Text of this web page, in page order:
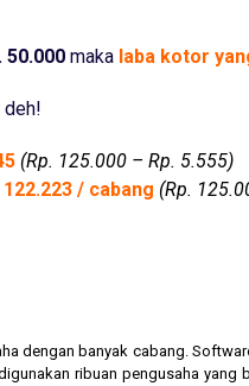
50.000 maka laba kotor
deh!
(Rp. 125.000 – Rp. 5.555)
/ cabang (Rp.
dengan banyak cabang.
ribuan pengusaha yang